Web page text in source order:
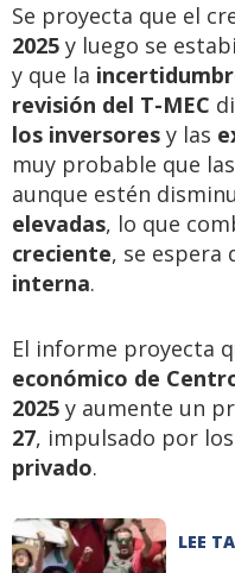
Se proyecta que el
2025 y luego se
y que la
revisión del T-MEC
los inversores y las
muy probable que las
aunque estén
elevadas, lo que
creciente, se espera
interna.
El informe proyecta
económico de
2025 y aumente un
27, impulsado por los
privado.
LEE